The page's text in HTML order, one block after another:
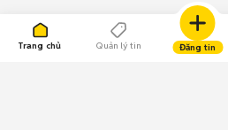
Trang chủ Quản lý tin Đăng tin